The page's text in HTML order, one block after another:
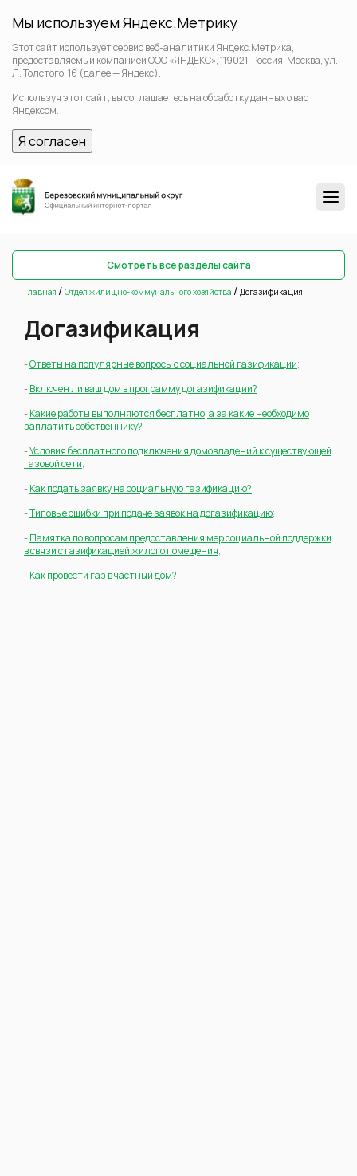
Мы используем Яндекс.Метрику
Этот сайт использует сервис веб-аналитики Яндекс.Метрика,
предоставляемый компанией ООО «ЯНДЕКС», 119021, Россия, Москва, ул.
Л. Толстого, 16 (далее — Яндекс).
Используя этот сайт, вы соглашаетесь на обработку данных о вас
Яндексом.
Я согласен
Смотреть все разделы сайта
Главная / Отдел жилищно-коммунального хозяйства / Догазификация
Догазификация
-Ответы на популярные вопросы о социальной газификации;
-Включен ли ваш дом в программу догазификации?
-Какие работы выполняются бесплатно, а за какие необходимо
заплатить собственнику?
-Условия бесплатного подключения домовладений к существующей
газовой сети;
-Как подать заявку на социальную газификацию?
-Типовые ошибки при подаче заявок на догазификацию;
-Памятка по вопросам предоставления мер социальной поддержки
в связи с газификацией жилого помещения;
-Как провести газ в частный дом?